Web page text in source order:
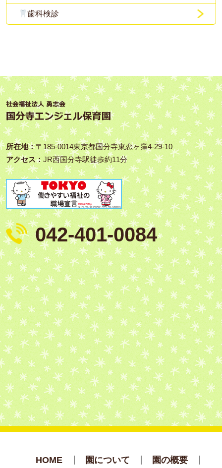
歯科検診
所在地：〒185‑0014東京都国分寺東恋ヶ窪4-29-10
アクセス：JR西国分寺駅徒歩約11分
042-401-0084
HOME 園について 園の概要